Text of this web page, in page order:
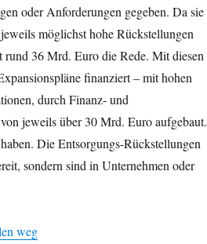
oder Anforderungen gegeben. Da sie
möglichst hohe Rückstellungen
rund 36 Mrd. Euro die Rede. Mit diesen
finanziert – mit hohen
durch Finanz- und
jeweils über 30 Mrd. Euro aufgebaut.
Die Entsorgungs-Rückstellungen
sondern sind in Unternehmen oder
weg